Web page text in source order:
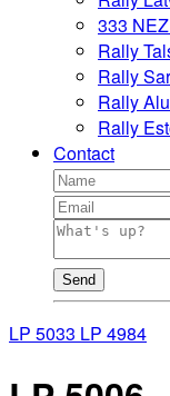
333
Rally
Rally
Rally
Rally
Contact
Send
LP 5033 LP 4984